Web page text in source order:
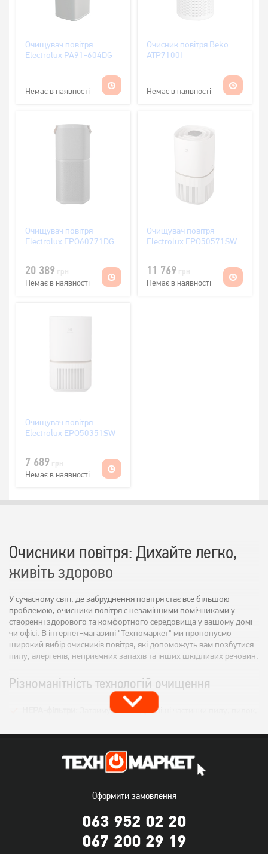
Очищувач повітря
Electrolux PA91-604DG
Немає в наявності
Очисник повітря Beko
ATP7100I
Немає в наявності
Очищувач повітря
Electrolux EPO60771DG
20 389
Немає в наявності
Очищувач повітря
Electrolux EPO50571SW
11 769
Немає в наявності
Очищувач повітря
Electrolux EPO50351SW
7 689
Немає в наявності
Очисники повітря: Дихайте легко,
живіть здорово
У сучасному світі, де забруднення повітря стає все більшою
проблемою, очисники повітря є незамінними помічниками у
створенні здорового та комфортного середовища у вашому домі
чи офісі. В інтернет-магазині "Техномаркет" ми пропонуємо
широкий вибір очисників повітря, які допоможуть вам позбутися
пилу, алергенів, неприємних запахів та інших шкідливих речовин.
Різноманітність технологій очищення
Затримують найдрібніші частинки пилу, пилок,
сполуки під дією ультрафіолетового світла.
Насичують повітря негативно зарядженими
іонами, що сприяє осіданню пилу та інших частинок.
Знищують бактерії та віруси.
Оформити замовлення
063 952 02 20
067 200 29 19